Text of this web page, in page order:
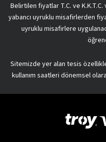
Belirtilen fiyatlar T.C. ve
yabancı uyruklu misafirlerden
uyruklu misafirlere
Sitemizde yer alan tesis
kullanım saatleri dönemsel